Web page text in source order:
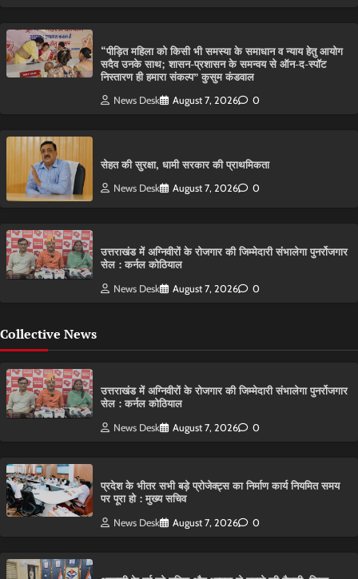
“पीड़ित महिला को किसी भी समस्या के समाधान व न्याय हेतु आयोग
सदैव उनके साथ; शासन-प्रशासन के समन्वय से ऑन-द-स्पॉट
निस्तारण ही हमारा संकल्प” कुसुम कंडवाल
News Desk August 7, 2026 0
सेहत की सुरक्षा, धामी सरकार की प्राथमिकता
News Desk August 7, 2026 0
उत्तराखंड में अग्निवीरों के रोजगार की जिम्मेदारी संभालेगा पुनर्रोजगार
सेल : कर्नल कोठियाल
News Desk August 7, 2026 0
Collective News
उत्तराखंड में अग्निवीरों के रोजगार की जिम्मेदारी संभालेगा पुनर्रोजगार
सेल : कर्नल कोठियाल
News Desk August 7, 2026 0
प्रदेश के भीतर सभी बड़े प्रोजेक्ट्स का निर्माण कार्य नियमित समय
पर पूरा हो : मुख्य सचिव
News Desk August 7, 2026 0